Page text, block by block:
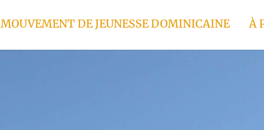
MOUVEMENT DE JEUNESSE DOMINICAINE À